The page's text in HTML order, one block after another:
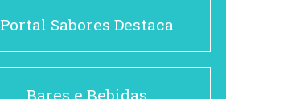
Portal Sabores Destaca
Bares e Bebidas